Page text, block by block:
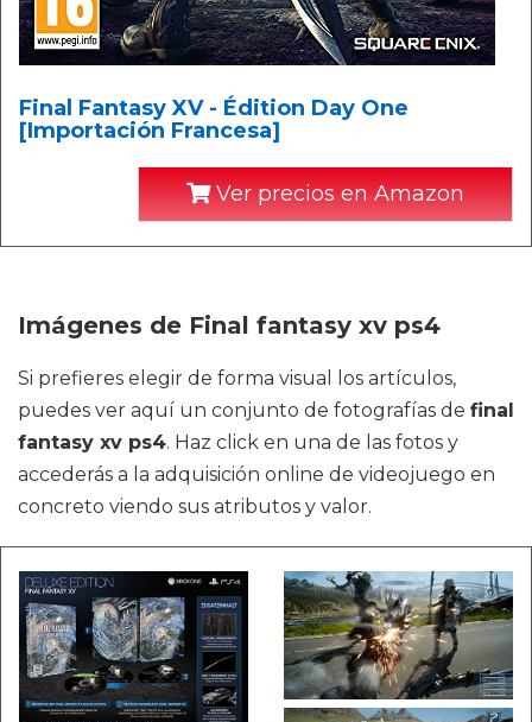
Final Fantasy XV - Édition Day One
[Importación Francesa]
Ver precios en Amazon
Imágenes de Final fantasy xv ps4
Si prefieres elegir de forma visual los artículos,
puedes ver aquí un conjunto de fotografías de final
fantasy xv ps4. Haz click en una de las fotos y
accederás a la adquisición online de videojuego en
concreto viendo sus atributos y valor.